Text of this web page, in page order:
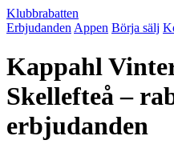
Klubbrabatten
Erbjudanden Appen Börja sälj
Kappahl
Skellefteå –
erbjudanden